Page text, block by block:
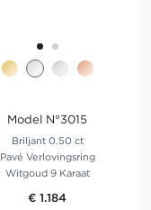
Model N°3015
Briljant 0.50 ct
Pavé Verlovingsring
Witgoud 9 Karaat
€ 1.184